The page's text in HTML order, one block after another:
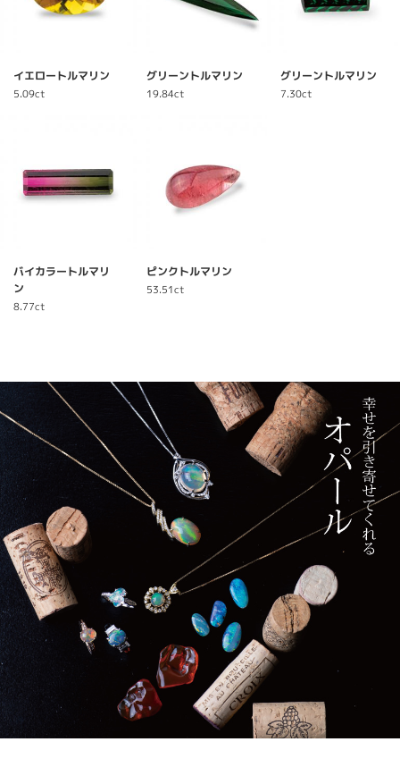
イエロートルマリン
5.09ct
グリーントルマリン
19.84ct
グリーントルマリン
7.30ct
バイカラートルマリ
ン
8.77ct
ピンクトルマリン
53.51ct